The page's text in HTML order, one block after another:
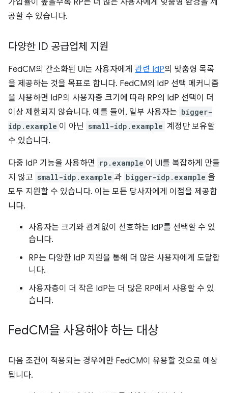
가입률이 높을수록 RP는 더 많은 사용자에게 맞춤형 환경을 제
공할 수 있습니다.
다양한 ID 공급업체 지원
FedCM의 간소화된 UI는 사용자에게 관련 IdP의 맞춤형 목록
을 제공하는 것을 목표로 합니다. FedCM의 IdP 선택 메커니즘
을 사용하면 IdP의 사용자층 크기에 따라 RP의 IdP 선택이 더
이상 제한되지 않습니다. 예를 들어, 일부 사용자는 bigger-
idp.example 이 아닌 small-idp.example 계정만 보유할
수 있습니다.
다중 IdP 기능을 사용하면 rp.example 이 UI를 복잡하게 만들
지 않고 small-idp.example 과 bigger-idp.example 을
모두 지원할 수 있습니다. 이는 모든 당사자에게 이점을 제공합
니다.
사용자는 크기와 관계없이 선호하는 IdP를 선택할 수 있
습니다.
RP는 다양한 IdP 지원을 통해 더 많은 사용자에게 도달합
니다.
사용자층이 더 작은 IdP는 더 많은 RP에서 사용할 수 있
습니다.
FedCM을 사용해야 하는 대상
다음 조건이 적용되는 경우에만 FedCM이 유용할 것으로 예상
됩니다.